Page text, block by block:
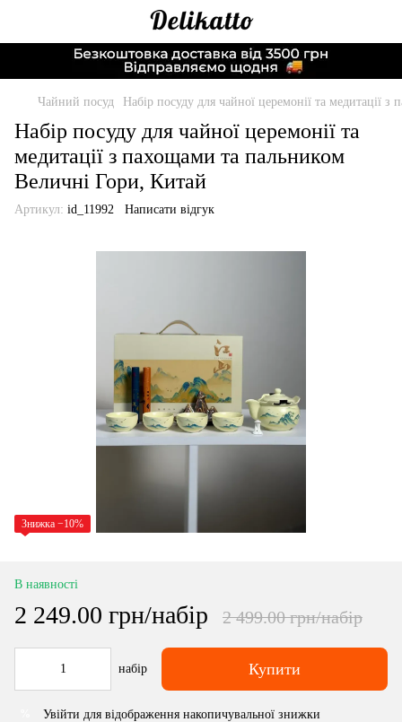
Чайний посуд Набір посуду для чайної церемонії та медитації
Набір посуду для чайної церемонії та
медитації з пахощами та пальником
Величні Гори, Китай
Артикул: id_11992 Написати відгук
Знижка −10%
В наявності
2 249.00 грн/набір 2 499.00 грн/набір
набір Купити
Увійти для відображення накопичувальної знижки